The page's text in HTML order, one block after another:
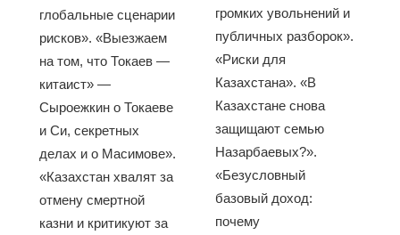
глобальные сценарии
рисков». «Выезжаем
на том, что Токаев —
китаист» —
Сыроежкин о Токаеве
и Си, секретных
делах и о Масимове».
«Казахстан хвалят за
отмену смертной
казни и критикуют за
громких увольнений и
публичных разборок».
«Риски для
Казахстана». «В
Казахстане снова
защищают семью
Назарбаевых?».
«Безусловный
базовый доход:
почему